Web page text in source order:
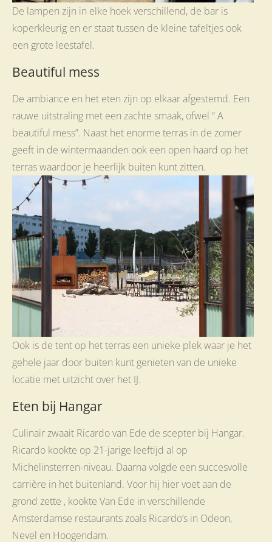
De lampen zijn in elke hoek verschillend, de bar is
koperkleurig en er staat tussen de kleine tafeltjes ook
een grote leestafel.
Beautiful mess
De ambiance en het eten zijn op elkaar afgestemd. Een
rauwe uitstraling met een zachte smaak, ofwel “ A
beautiful mess”. Naast het enorme terras in de zomer
geeft in de wintermaanden ook een open haard op het
terras waardoor je heerlijk buiten kunt zitten.
Ook is de tent op het terras een unieke plek waar je het
gehele jaar door buiten kunt genieten van de unieke
locatie met uitzicht over het IJ.
Eten bij Hangar
Culinair zwaait Ricardo van Ede de scepter bij Hangar.
Ricardo kookte op 21-jarige leeftijd al op
Michelinsterren-niveau. Daarna volgde een succesvolle
carrière in het buitenland. Voor hij hier voet aan de
grond zette , kookte Van Ede in verschillende
Amsterdamse restaurants zoals Ricardo’s in Odeon,
Nevel en Hoogendam.